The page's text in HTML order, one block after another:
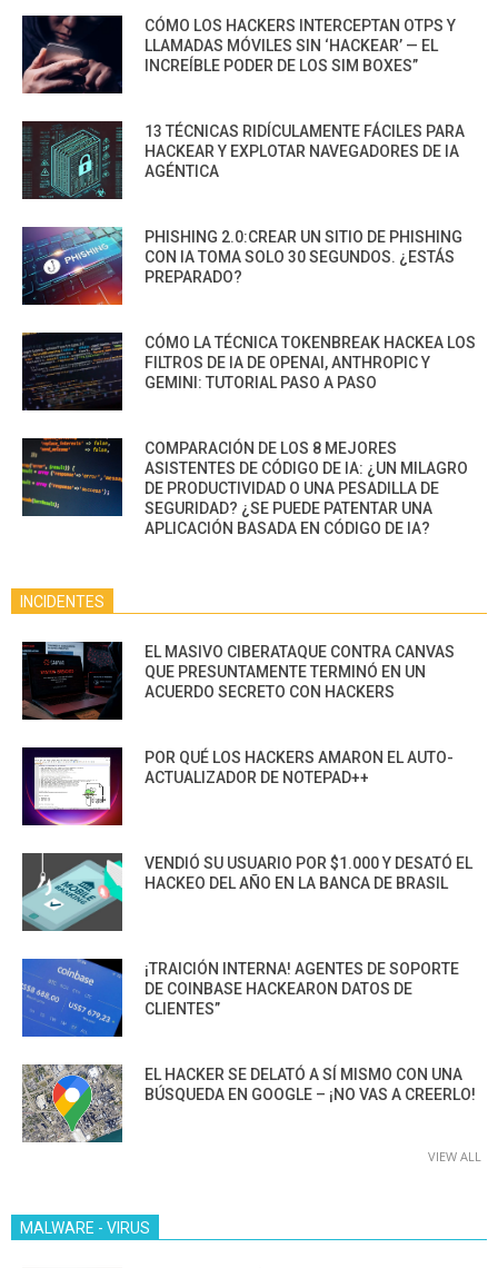
CÓMO LOS HACKERS INTERCEPTAN OTPS Y
LLAMADAS MÓVILES SIN ‘HACKEAR’ — EL
INCREÍBLE PODER DE LOS SIM BOXES”
13 TÉCNICAS RIDÍCULAMENTE FÁCILES PARA
HACKEAR Y EXPLOTAR NAVEGADORES DE IA
AGÉNTICA
PHISHING 2.0:CREAR UN SITIO DE PHISHING
CON IA TOMA SOLO 30 SEGUNDOS. ¿ESTÁS
PREPARADO?
CÓMO LA TÉCNICA TOKENBREAK HACKEA LOS
FILTROS DE IA DE OPENAI, ANTHROPIC Y
GEMINI: TUTORIAL PASO A PASO
COMPARACIÓN DE LOS 8 MEJORES
ASISTENTES DE CÓDIGO DE IA: ¿UN MILAGRO
DE PRODUCTIVIDAD O UNA PESADILLA DE
SEGURIDAD? ¿SE PUEDE PATENTAR UNA
APLICACIÓN BASADA EN CÓDIGO DE IA?
INCIDENTES
EL MASIVO CIBERATAQUE CONTRA CANVAS
QUE PRESUNTAMENTE TERMINÓ EN UN
ACUERDO SECRETO CON HACKERS
POR QUÉ LOS HACKERS AMARON EL AUTO-
ACTUALIZADOR DE NOTEPAD++
VENDIÓ SU USUARIO POR $1.000 Y DESATÓ EL
HACKEO DEL AÑO EN LA BANCA DE BRASIL
¡TRAICIÓN INTERNA! AGENTES DE SOPORTE
DE COINBASE HACKEARON DATOS DE
CLIENTES”
EL HACKER SE DELATÓ A SÍ MISMO CON UNA
BÚSQUEDA EN GOOGLE – ¡NO VAS A CREERLO!
VIEW ALL
MALWARE - VIRUS